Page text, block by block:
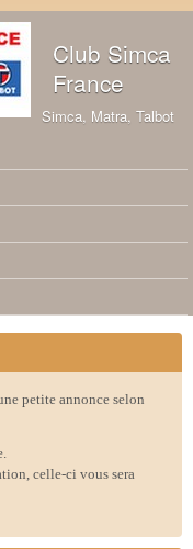
Club Simca
France
Simca, Matra, Talbot
petite annonce selon
celle-ci vous sera